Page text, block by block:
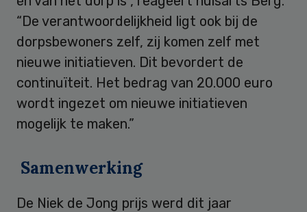
“De verantwoordelijkheid ligt ook bij de
dorpsbewoners zelf, zij komen zelf met
nieuwe initiatieven. Dit bevordert de
continuïteit. Het bedrag van 20.000 euro
wordt ingezet om nieuwe initiatieven
mogelijk te maken.”
Samenwerking
De Niek de Jong prijs werd dit jaar